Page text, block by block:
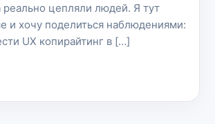
реально цепляли людей. Я тут
и хочу поделиться наблюдениями:
UX копирайтинг в […]